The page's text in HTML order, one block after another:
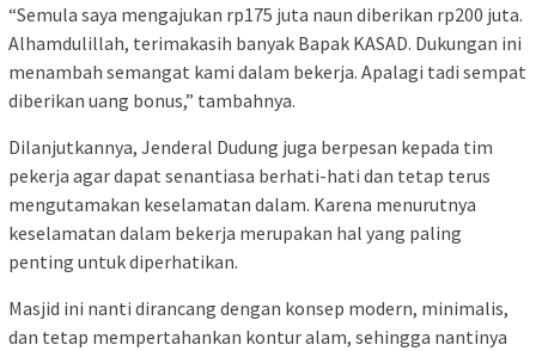
“Semula saya mengajukan rp175 juta naun diberikan rp200 juta.
Alhamdulillah, terimakasih banyak Bapak KASAD. Dukungan ini
menambah semangat kami dalam bekerja. Apalagi tadi sempat
diberikan uang bonus,” tambahnya.
Dilanjutkannya, Jenderal Dudung juga berpesan kepada tim
pekerja agar dapat senantiasa berhati-hati dan tetap terus
mengutamakan keselamatan dalam. Karena menurutnya
keselamatan dalam bekerja merupakan hal yang paling
penting untuk diperhatikan.
Masjid ini nanti dirancang dengan konsep modern, minimalis,
dan tetap mempertahankan kontur alam, sehingga nantinya